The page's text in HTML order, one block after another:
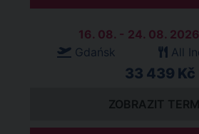
16. 08. - 24. 08.
Gdańsk
All
33 439 Kč
ZOBRAZIT